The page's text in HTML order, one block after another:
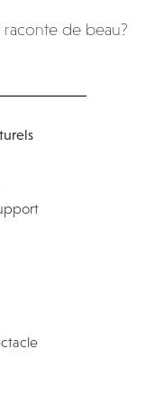
raconte de beau?